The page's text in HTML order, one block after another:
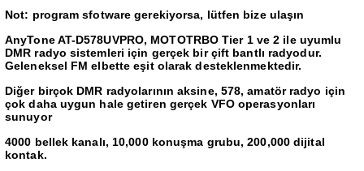
Not: program sfotware gerekiyorsa, lütfen bize ulaşın
AnyTone AT-D578UVPRO, MOTOTRBO Tier 1 ve 2 ile uyumlu
DMR radyo sistemleri için gerçek bir çift bantlı radyodur.
Geleneksel FM elbette eşit olarak desteklenmektedir.
Diğer birçok DMR radyolarının aksine, 578, amatör radyo için
çok daha uygun hale getiren gerçek VFO operasyonları
sunuyor
4000 bellek kanalı, 10,000 konuşma grubu, 200,000 dijital
kontak.